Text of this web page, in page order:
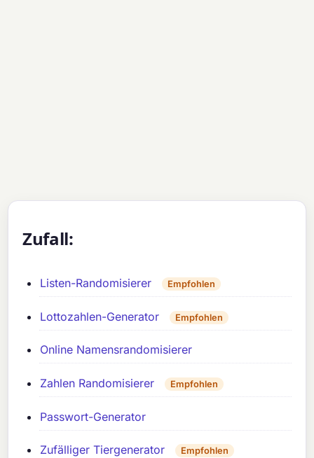
Zufall:
Listen-Randomisierer Empfohlen
Lottozahlen-Generator Empfohlen
Online Namensrandomisierer
Zahlen Randomisierer Empfohlen
Passwort-Generator
Zufälliger Tiergenerator Empfohlen